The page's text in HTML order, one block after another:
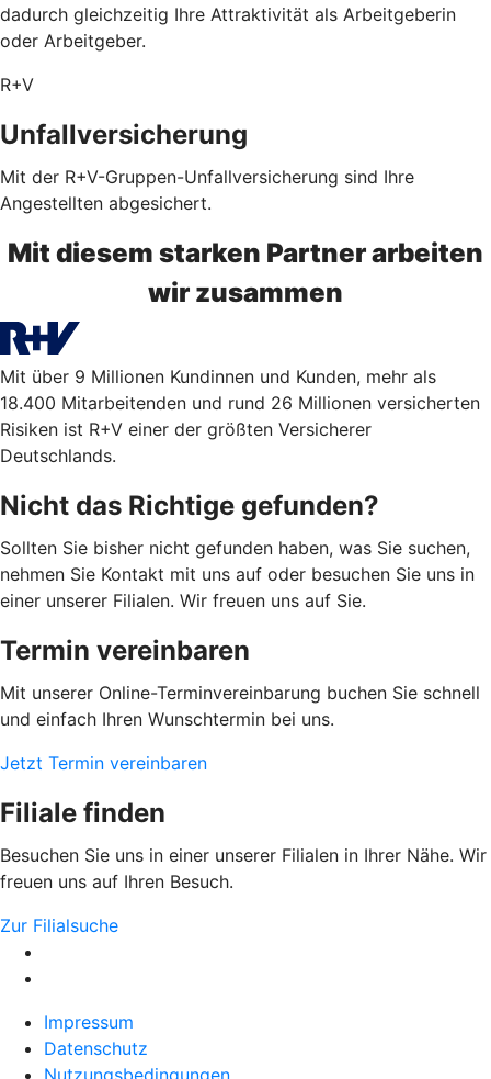
dadurch gleichzeitig Ihre Attraktivität als Arbeitgeberin
oder Arbeitgeber.
R+V
Unfallversicherung
Mit der R+V-Gruppen-Unfallversicherung sind Ihre
Angestellten abgesichert.
Mit diesem starken Partner arbeiten
wir zusammen
Mit über 9 Millionen Kundinnen und Kunden, mehr als
18.400 Mitarbeitenden und rund 26 Millionen versicherten
Risiken ist R+V einer der größten Versicherer
Deutschlands.
Nicht das Richtige gefunden?
Sollten Sie bisher nicht gefunden haben, was Sie suchen,
nehmen Sie Kontakt mit uns auf oder besuchen Sie uns in
einer unserer Filialen. Wir freuen uns auf Sie.
Termin vereinbaren
Mit unserer Online-Terminvereinbarung buchen Sie schnell
und einfach Ihren Wunschtermin bei uns.
Jetzt Termin vereinbaren
Filiale finden
Besuchen Sie uns in einer unserer Filialen in Ihrer Nähe. Wir
freuen uns auf Ihren Besuch.
Zur Filialsuche
Impressum
Datenschutz
Nutzungsbedingungen